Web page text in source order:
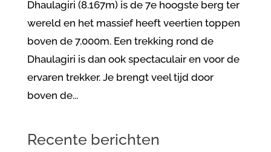
Dhaulagiri (8.167m) is de 7e hoogste berg ter
wereld en het massief heeft veertien toppen
boven de 7.000m. Een trekking rond de
Dhaulagiri is dan ook spectaculair en voor de
ervaren trekker. Je brengt veel tijd door
boven de...
Recente berichten